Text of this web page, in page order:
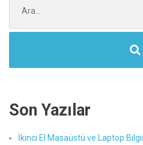
ara:
Son Yazılar
İkinci El Masaüstü ve Laptop